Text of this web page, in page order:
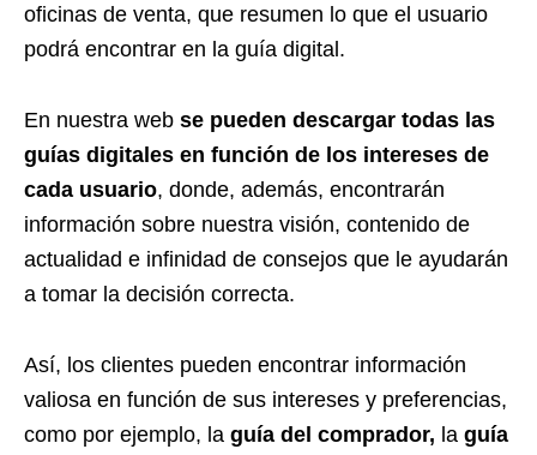
oficinas de venta, que resumen lo que el usuario
podrá encontrar en la guía digital.
En nuestra web se pueden descargar todas las
guías digitales en función de los intereses de
cada usuario, donde, además, encontrarán
información sobre nuestra visión, contenido de
actualidad e infinidad de consejos que le ayudarán
a tomar la decisión correcta.
Así, los clientes pueden encontrar información
valiosa en función de sus intereses y preferencias,
como por ejemplo, la guía del comprador, la guía